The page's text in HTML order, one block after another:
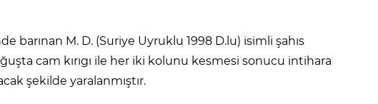
barınan M. D. (Suriye Uyruklu 1998 D.lu) isimli şahıs
cam kırıgı ile her iki kolunu kesmesi sonucu intihara
şekilde yaralanmıştır.